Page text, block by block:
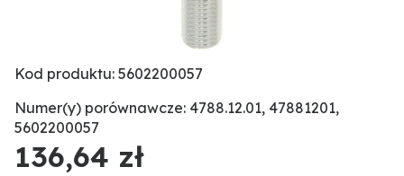
Kod produktu: 5602200057
Numer(y) porównawcze: 4788.12.01, 47881201,
5602200057
136,64 zł